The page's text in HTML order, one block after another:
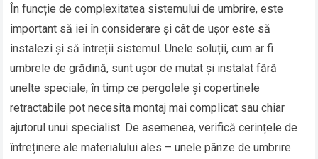
În funcție de complexitatea sistemului de umbrire, este
important să iei în considerare și cât de ușor este să
instalezi și să întreții sistemul. Unele soluții, cum ar fi
umbrele de grădină, sunt ușor de mutat și instalat fără
unelte speciale, în timp ce pergolele și copertinele
retractabile pot necesita montaj mai complicat sau chiar
ajutorul unui specialist. De asemenea, verifică cerințele de
întreținere ale materialului ales – unele pânze de umbrire